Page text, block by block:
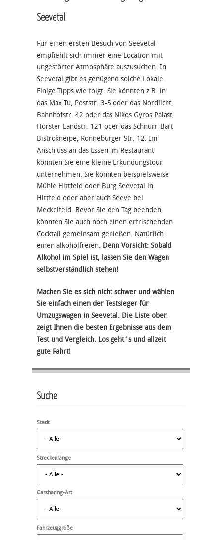
Seevetal
Für einen ersten Besuch von Seevetal
empfiehlt sich immer eine Location mit
ungestörter Atmosphäre auszusuchen. In
Seevetal gibt es genügend solche Lokale.
Einige Tipps wie folgt: Sie könnten z.B. in
das Max Tu, Poststr. 3-5 oder das Nordlicht,
Bahnhofstr. 42 oder das Nikos Gyros Palast,
Horster Landstr. 121 oder das Schnurr-Bart
Bistrokneipe, Rönneburger Str. 12. Im
Anschluss an das Essen im Restaurant
könnten Sie eine kleine Erkundungstour
unternehmen. Sie könnten beispielsweise
Mühle Hittfeld oder Burg Seevetal in
Hittfeld oder aber auch Seeve bei
Meckelfeld. Bevor Sie den Tag beenden,
könnten Sie auch noch einen erfrischenden
Cocktail gemeinsam genießen. Natürlich
einen alkoholfreien. Denn Vorsicht: Sobald
Alkohol im Spiel ist, lassen Sie den Wagen
selbstverständlich stehen!
Machen Sie es sich nicht schwer und wählen
Sie einfach einen der Testsieger für
Umzugswagen in Seevetal. Die Liste oben
zeigt Ihnen die besten Ergebnisse aus dem
Test und Vergleich. Los geht´s und allzeit
gute Fahrt!
Suche
Stadt
Streckenlänge
Carsharing-Art
Fahrzeuggröße